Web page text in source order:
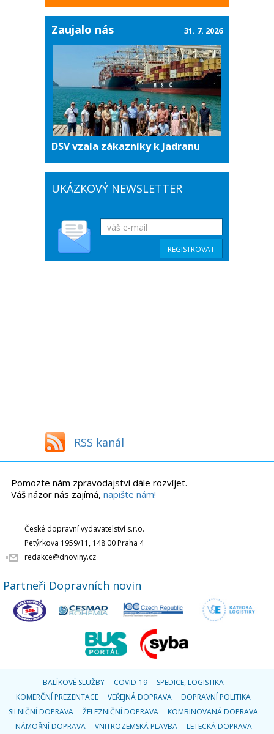
Zaujalo nás
DSV vzala zákazníky k Jadranu
31. 7. 2026
UKÁZKOVÝ NEWSLETTER
RSS kanál
Pomozte nám zpravodajství dále rozvíjet.
Váš názor nás zajímá, napište nám!
České dopravní vydavatelství s.r.o.
Petýrkova 1959/11, 148 00 Praha 4
redakce@dnoviny.cz
Partneři Dopravních novin
BALÍKOVÉ SLUŽBY COVID-19
SPEDICE, LOGISTIKA
KOMERČNÍ PREZENTACE
VEŘEJNÁ DOPRAVA
DOPRAVNÍ POLITIKA
SILNIČNÍ DOPRAVA
ŽELEZNIČNÍ DOPRAVA
KOMBINOVANÁ DOPRAVA
NÁMOŘNÍ DOPRAVA
VNITROZEMSKÁ PLAVBA LETECKÁ DOPRAVA